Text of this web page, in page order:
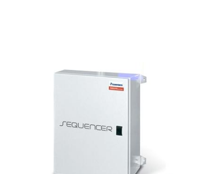
SEQUENSEUR